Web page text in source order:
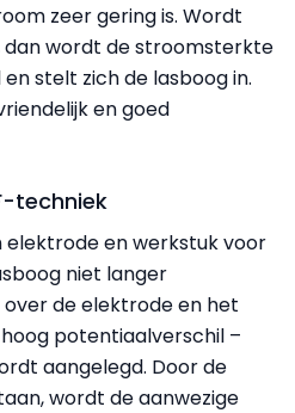
zeer gering is. Wordt
wordt de stroomsterkte
stelt zich de lasboog in.
en goed
techniek
elektrode en werkstuk voor
niet langer
de elektrode en het
potentiaalverschil –
aangelegd. Door de
wordt de aanwezige